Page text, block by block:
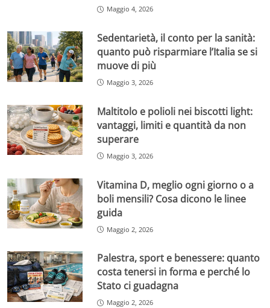
Maggio 4, 2026
Sedentarietà, il conto per la sanità:
quanto può risparmiare l’Italia se si
muove di più
Maggio 3, 2026
Maltitolo e polioli nei biscotti light:
vantaggi, limiti e quantità da non
superare
Maggio 3, 2026
Vitamina D, meglio ogni giorno o a
boli mensili? Cosa dicono le linee
guida
Maggio 2, 2026
Palestra, sport e benessere: quanto
costa tenersi in forma e perché lo
Stato ci guadagna
Maggio 2, 2026